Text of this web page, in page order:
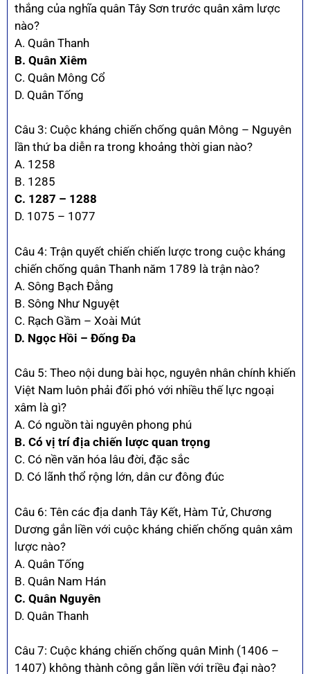
thắng của nghĩa quân Tây Sơn trước quân xâm lược
nào?
A. Quân Thanh
B. Quân Xiêm
C. Quân Mông Cổ
D. Quân Tống
Câu 3: Cuộc kháng chiến chống quân Mông – Nguyên
lần thứ ba diễn ra trong khoảng thời gian nào?
A. 1258
B. 1285
C. 1287 – 1288
D. 1075 – 1077
Câu 4: Trận quyết chiến chiến lược trong cuộc kháng
chiến chống quân Thanh năm 1789 là trận nào?
A. Sông Bạch Đằng
B. Sông Như Nguyệt
C. Rạch Gầm – Xoài Mút
D. Ngọc Hồi – Đống Đa
Câu 5: Theo nội dung bài học, nguyên nhân chính khiến
Việt Nam luôn phải đối phó với nhiều thế lực ngoại
xâm là gì?
A. Có nguồn tài nguyên phong phú
B. Có vị trí địa chiến lược quan trọng
C. Có nền văn hóa lâu đời, đặc sắc
D. Có lãnh thổ rộng lớn, dân cư đông đúc
Câu 6: Tên các địa danh Tây Kết, Hàm Tử, Chương
Dương gắn liền với cuộc kháng chiến chống quân xâm
lược nào?
A. Quân Tống
B. Quân Nam Hán
C. Quân Nguyên
D. Quân Thanh
Câu 7: Cuộc kháng chiến chống quân Minh (1406 –
1407) không thành công gắn liền với triều đại nào?